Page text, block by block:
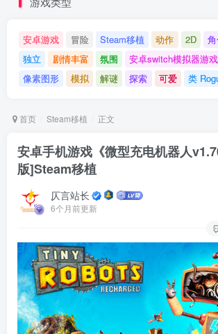
安卓游戏 冒险 Steam移植 动作 2D
独立
剧情丰富 氛围 安卓switch模拟器游戏
像素图形
模拟 解谜 探索 可爱 类
首页 Steam移植 正文
安卓手机游戏《微型充电机器人
版]Steam移植
仄言站长
6个月前更新